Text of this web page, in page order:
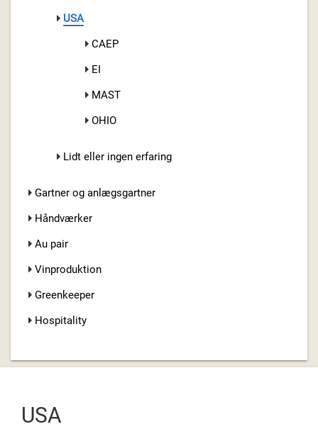
USA
CAEP
EI
MAST
OHIO
Lidt eller ingen erfaring
Gartner og anlægsgartner
Håndværker
Au pair
Vinproduktion
Greenkeeper
Hospitality
USA